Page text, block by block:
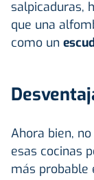
salpicaduras,
que una
como un
Ahora bien,
esas cocinas
más probable